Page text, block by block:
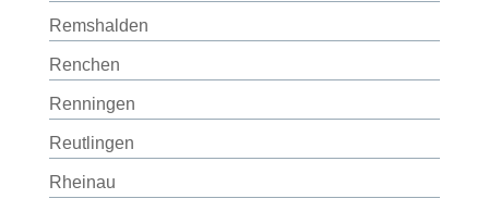
Remshalden
Renchen
Renningen
Reutlingen
Rheinau